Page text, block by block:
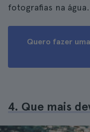
fotografias na água.
Quero fazer
4. Que mais